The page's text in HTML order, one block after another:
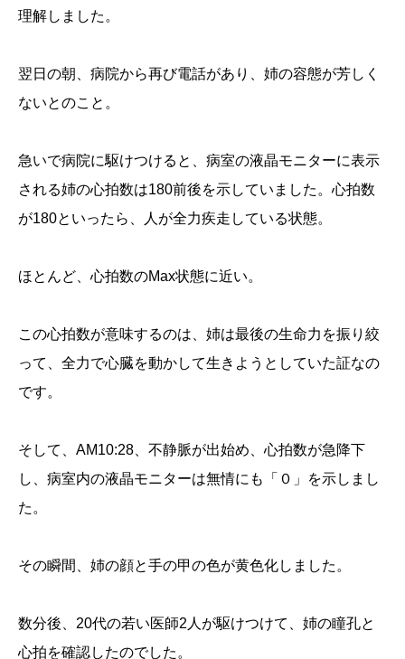
理解しました。
翌日の朝、病院から再び電話があり、姉の容態が芳しく
ないとのこと。
急いで病院に駆けつけると、病室の液晶モニターに表示
される姉の心拍数は180前後を示していました。心拍数
が180といったら、人が全力疾走している状態。
ほとんど、心拍数のMax状態に近い。
この心拍数が意味するのは、姉は最後の生命力を振り絞
って、全力で心臓を動かして生きようとしていた証なの
です。
そして、AM10:28、不静脈が出始め、心拍数が急降下
し、病室内の液晶モニターは無情にも「０」を示しまし
た。
その瞬間、姉の顔と手の甲の色が黄色化しました。
数分後、20代の若い医師2人が駆けつけて、姉の瞳孔と
心拍を確認したのでした。